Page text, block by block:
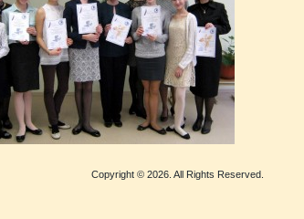
Copyright © 2026. All Rights Reserved.